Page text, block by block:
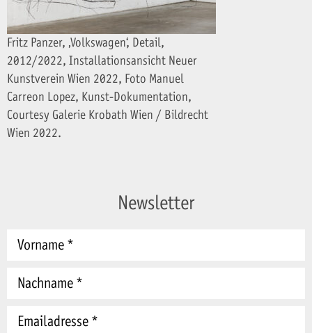
Fritz Panzer, ‚Volkswagen‘, Detail,
2012/2022, Installationsansicht Neuer
Kunstverein Wien 2022, Foto Manuel
Carreon Lopez, Kunst-Dokumentation,
Courtesy Galerie Krobath Wien / Bildrecht
Wien 2022.
Newsletter